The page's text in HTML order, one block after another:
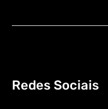
Redes Sociais